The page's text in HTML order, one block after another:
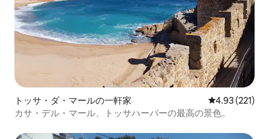
トッサ・ダ・マールの一軒家 レビュー221
4.93 (221)
カサ・デル・マール、トッサハーバーの最高の景色。